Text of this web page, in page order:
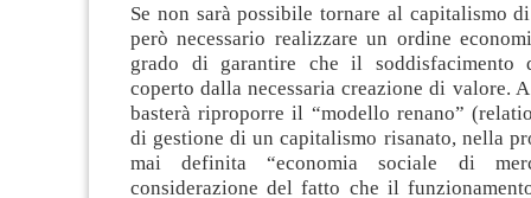
Se non sarà possibile tornare al capitalismo
però necessario realizzare un ordine
grado di garantire che il soddisfacimento
coperto dalla necessaria creazione di valore.
basterà riproporre il “modello renano”
di gestione di un capitalismo risanato, nella
mai definita “economia sociale di
considerazione del fatto che il